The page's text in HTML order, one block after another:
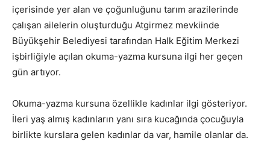
içerisinde yer alan ve çoğunluğunu tarım arazilerinde
çalışan ailelerin oluşturduğu Atgirmez mevkiinde
Büyükşehir Belediyesi tarafından Halk Eğitim Merkezi
işbirliğiyle açılan okuma-yazma kursuna ilgi her geçen
gün artıyor.
Okuma-yazma kursuna özellikle kadınlar ilgi gösteriyor.
İleri yaş almış kadınların yanı sıra kucağında çocuğuyla
birlikte kurslara gelen kadınlar da var, hamile olanlar da.